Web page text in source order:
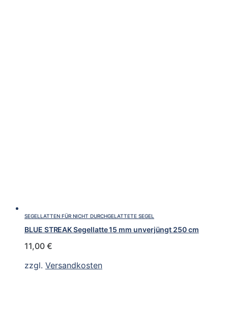
SEGELLATTEN FÜR NICHT DURCHGELATTETE SEGEL
BLUE STREAK Segellatte 15 mm unverjüngt 250 cm
11,00 €
zzgl. Versandkosten